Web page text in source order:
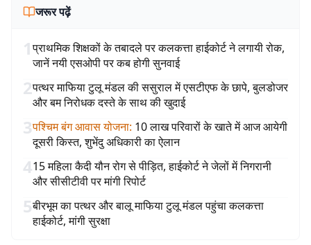
जरूर पढ़ें
1प्राथमिक शिक्षकों के तबादले पर कलकत्ता हाईकोर्ट ने लगायी रोक,
जानें नयी एसओपी पर कब होगी सुनवाई
2पत्थर माफिया टुलू मंडल की ससुराल में एसटीएफ के छापे, बुलडोजर
और बम निरोधक दस्ते के साथ की खुदाई
3पश्चिम बंग आवास योजना: 10 लाख परिवारों के खाते में आज आयेगी
दूसरी किस्त, शुभेंदु अधिकारी का ऐलान
415 महिला कैदी यौन रोग से पीड़ित, हाईकोर्ट ने जेलों में निगरानी
और सीसीटीवी पर मांगी रिपोर्ट
5बीरभूम का पत्थर और बालू माफिया टुलू मंडल पहुंचा कलकत्ता
हाईकोर्ट, मांगी सुरक्षा